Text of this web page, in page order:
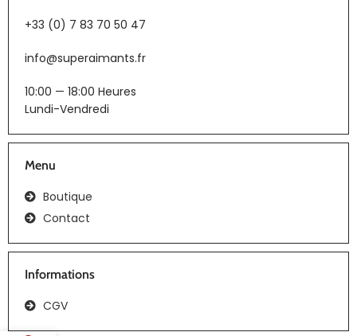
+33 (0) 7 83 70 50 47
info@superaimants.fr
10:00 — 18:00 Heures
Lundi-Vendredi
Menu
Boutique
Contact
Informations
CGV